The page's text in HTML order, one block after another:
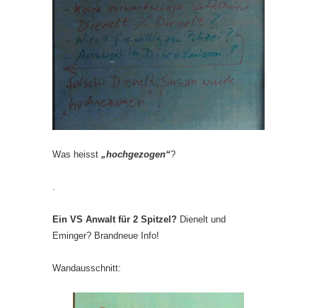
Was heisst „hochgezogen“?
Ein VS Anwalt für 2 Spitzel? Dienelt und
Eminger? Brandneue Info!
Wandausschnitt: